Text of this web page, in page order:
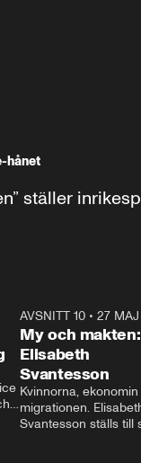
hånet
ställer
AVSNITT 10 •27 MAJ
My och makten:
Elisabeth
Svantesson
Kvinnorna,
migrationen.
Svantesson ställs till